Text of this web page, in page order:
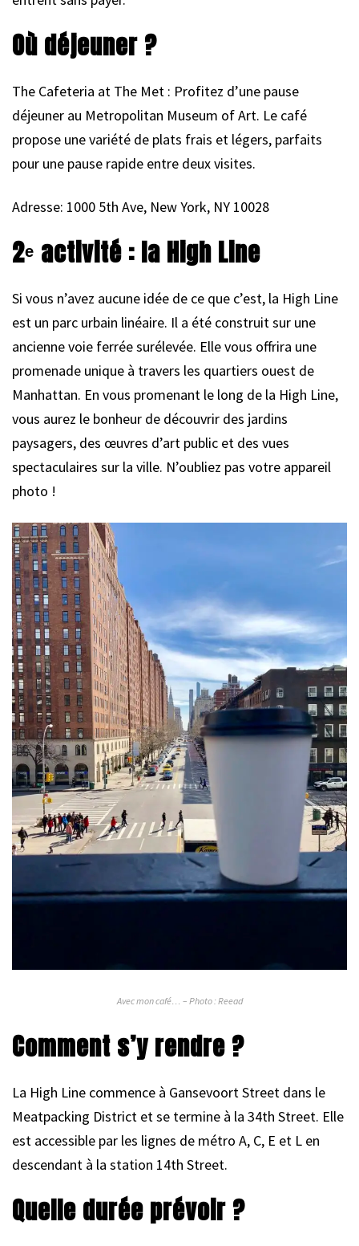
Où déjeuner ?
The Cafeteria at The Met : Profitez d’une pause
déjeuner au Metropolitan Museum of Art. Le café
propose une variété de plats frais et légers, parfaits
pour une pause rapide entre deux visites.
Adresse: 1000 5th Ave, New York, NY 10028
2ᵉ activité : la High Line
Si vous n’avez aucune idée de ce que c’est, la High Line
est un parc urbain linéaire. Il a été construit sur une
ancienne voie ferrée surélevée. Elle vous offrira une
promenade unique à travers les quartiers ouest de
Manhattan. En vous promenant le long de la High Line,
vous aurez le bonheur de découvrir des jardins
paysagers, des œuvres d’art public et des vues
spectaculaires sur la ville. N’oubliez pas votre appareil
photo !
Avec mon café… – Photo : Reead
Comment s’y rendre ?
La High Line commence à Gansevoort Street dans le
Meatpacking District et se termine à la 34th Street. Elle
est accessible par les lignes de métro A, C, E et L en
descendant à la station 14th Street.
Quelle durée prévoir ?